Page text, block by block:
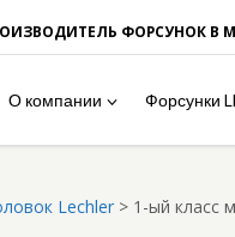
ФОРСУНОК В
О компании Форсунки
Lechler> 1-ый класс